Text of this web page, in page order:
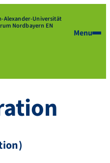
Alexander-Universität
Nordbayern EN
Menu